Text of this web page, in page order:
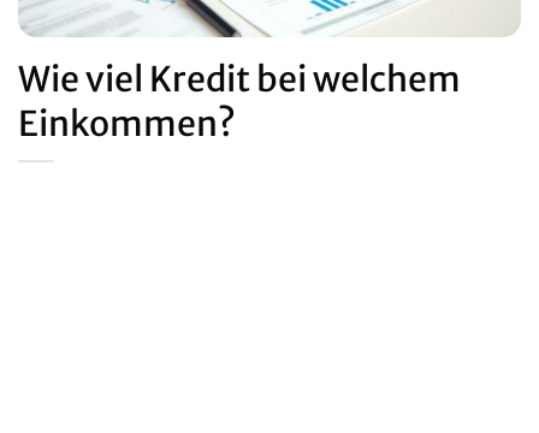
Wie viel Kredit bei welchem
Einkommen?